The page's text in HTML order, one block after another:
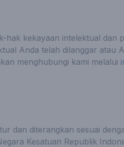
hak kekayaan intelektual dan
Anda telah dilanggar atau
menghubungi kami melalui
dan diterangkan sesuai
Kesatuan Republik